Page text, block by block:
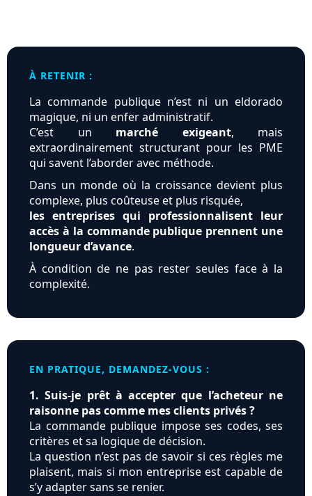
À RETENIR :
La commande publique n’est ni un eldorado
magique, ni un enfer administratif.
C’est un marché exigeant, mais
extraordinairement structurant pour les PME
qui savent l’aborder avec méthode.
Dans un monde où la croissance devient plus
complexe, plus coûteuse et plus risquée,
les entreprises qui professionnalisent leur
accès à la commande publique prennent une
longueur d’avance.
À condition de ne pas rester seules face à la
complexité.
EN PRATIQUE, DEMANDEZ-VOUS :
1. Suis-je prêt à accepter que l’acheteur ne
raisonne pas comme mes clients privés ?
La commande publique impose ses codes, ses
critères et sa logique de décision.
La question n’est pas de savoir si ces règles me
plaisent, mais si mon entreprise est capable de
s’y adapter sans se renier.